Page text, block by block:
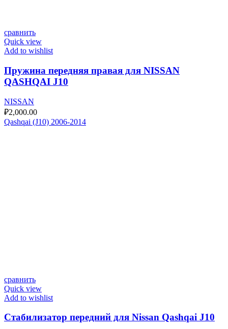
сравнить
Quick view
Add to wishlist
Пружина передняя правая для NISSAN
QASHQAI J10
NISSAN
₽2,000.00
Qashqai (J10) 2006-2014
сравнить
Quick view
Add to wishlist
Стабилизатор передний для Nissan Qashqai J10